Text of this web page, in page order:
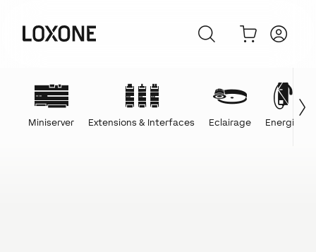
Miniserver Extensions & Interfaces Eclairage Energie